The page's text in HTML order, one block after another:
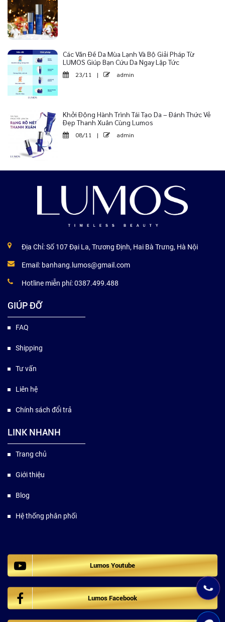
Các Vấn Đề Da Mùa Lạnh Và Bộ Giải Pháp Từ
LUMOS Giúp Bạn Cứu Da Ngay Lập Tức
23/11 | admin
Khởi Động Hành Trình Tái Tạo Da – Đánh Thức Vẻ
Đẹp Thanh Xuân Cùng Lumos
08/11 | admin
Địa Chỉ: Số 107 Đại La, Trương Định, Hai Bà Trưng, Hà Nội
Email: banhang.lumos@gmail.com
Hotline miễn phí:0387.499.488
GIÚP ĐỠ
FAQ
Shipping
Tư vấn
Liên hệ
Chính sách đổi trả
LINK NHANH
Trang chủ
Giới thiệu
Blog
Hệ thống phân phối
Lumos Youtube
Lumos Facebook